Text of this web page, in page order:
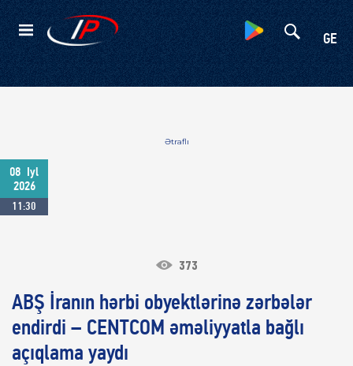
GE
Kateqoriyalar
Ətraflı
08
Iyl
2026
11:30
373
ABŞ İranın hərbi obyektlərinə zərbələr
endirdi – CENTCOM əməliyyatla bağlı
açıqlama yaydı